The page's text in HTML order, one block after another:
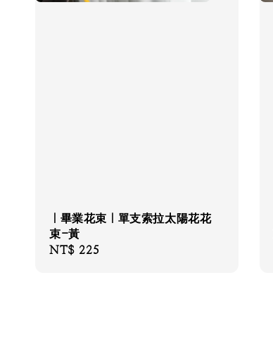
｜畢業花束｜單支索拉太陽花花
束-黃
Regular
NT$ 225